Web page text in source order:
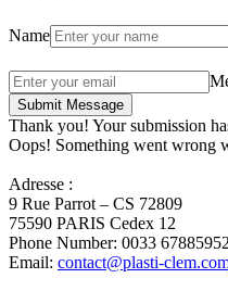
Name
Thank you! Your submission
Oops! Something went wrong
Adresse :
9 Rue Parrot – CS 72809
75590 PARIS Cedex 12
Phone Number: 0033
Email: contact@plasti-